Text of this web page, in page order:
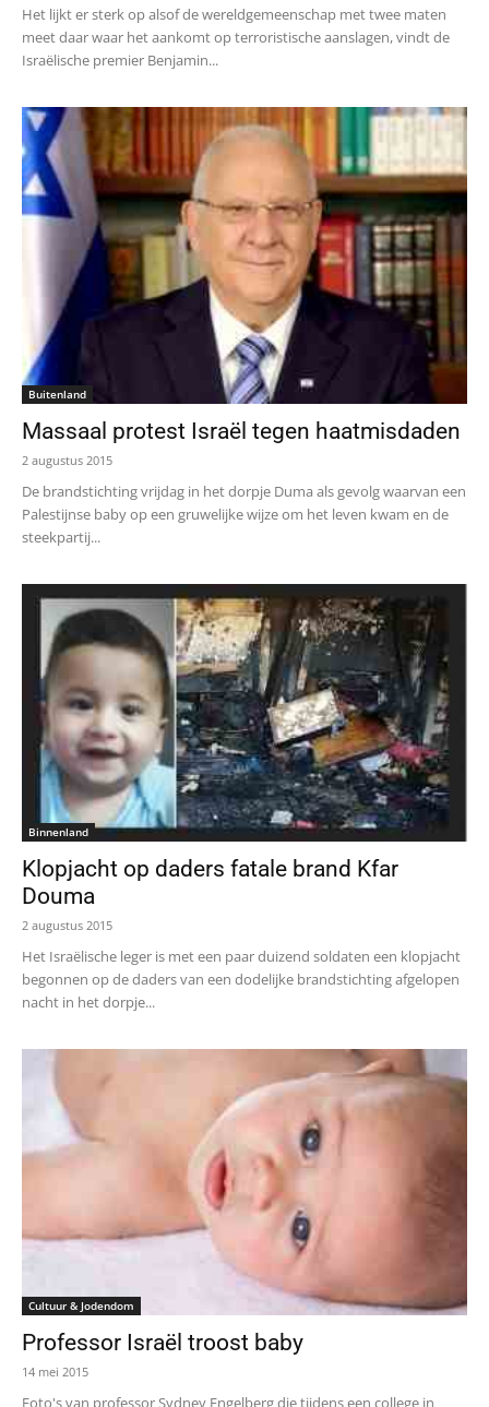
Het lijkt er sterk op alsof de wereldgemeenschap met twee maten
meet daar waar het aankomt op terroristische aanslagen, vindt de
Israëlische premier Benjamin...
Buitenland
Massaal protest Israël tegen haatmisdaden
2 augustus 2015
De brandstichting vrijdag in het dorpje Duma als gevolg waarvan een
Palestijnse baby op een gruwelijke wijze om het leven kwam en de
steekpartij...
Binnenland
Klopjacht op daders fatale brand Kfar
Douma
2 augustus 2015
Het Israëlische leger is met een paar duizend soldaten een klopjacht
begonnen op de daders van een dodelijke brandstichting afgelopen
nacht in het dorpje...
Cultuur & Jodendom
Professor Israël troost baby
14 mei 2015
Foto's van professor Sydney Engelberg die tijdens een college in